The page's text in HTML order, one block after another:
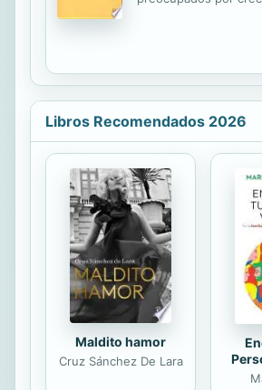
profusamente por la
características de
lugares, donde la
espiritualidad a
de la contemplación.
sabia y las ricas
de otros monjes, de
de la tradición
apoya la descripción
contemplativa que,
lenguaje, ofrece en
lector.
Libros Recomendados 2026
Maldito hamor
Cruz Sánchez De Lara